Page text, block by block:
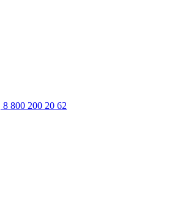
8 800 200 20 62